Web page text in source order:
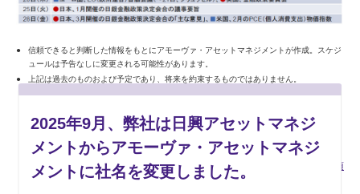
信頼できると判断した情報をもとにアモーヴァ・アセットマネジメントが作成。スケジ
ュールは予告なしに変更される可能性があります。
上記は過去のものおよび予定であり、将来を約束するものではありません。
ご留意事項
2025年9月、弊社は日興アセットマネジ
メントからアモーヴァ・アセットマネジ
メントに社名を変更しました。